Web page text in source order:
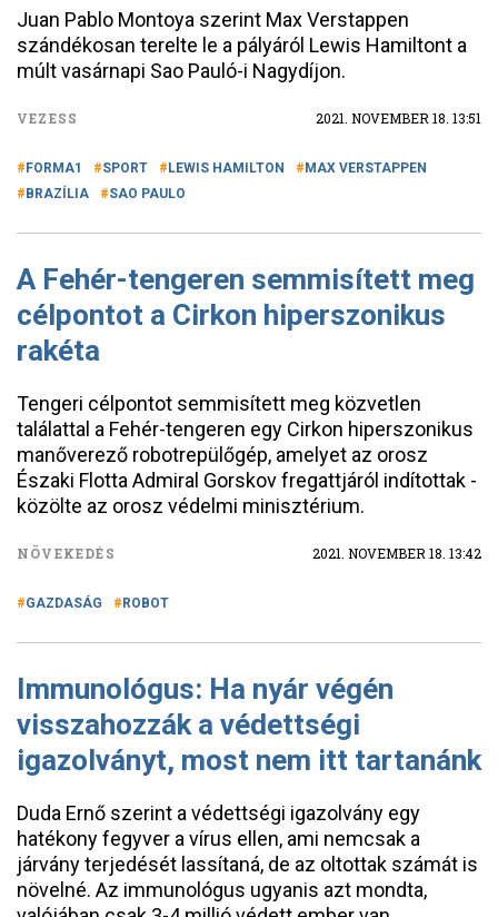
Juan Pablo Montoya szerint Max Verstappen
szándékosan terelte le a pályáról Lewis Hamiltont a
múlt vasárnapi Sao Pauló-i Nagydíjon.
VEZESS 2021. NOVEMBER 18. 13:51
FORMA1 SPORT LEWIS HAMILTON
MAX VERSTAPPEN
BRAZÍLIA
SAO PAULO
A Fehér-tengeren semmisített meg
célpontot a Cirkon hiperszonikus
rakéta
Tengeri célpontot semmisített meg közvetlen
találattal a Fehér-tengeren egy Cirkon hiperszonikus
manőverező robotrepülőgép, amelyet az orosz
Északi Flotta Admiral Gorskov fregattjáról indítottak -
közölte az orosz védelmi minisztérium.
NÖVEKEDÉS 2021. NOVEMBER 18. 13:42
GAZDASÁG ROBOT
Immunológus: Ha nyár végén
visszahozzák a védettségi
igazolványt, most nem itt tartanánk
Duda Ernő szerint a védettségi igazolvány egy
hatékony fegyver a vírus ellen, ami nemcsak a
járvány terjedését lassítaná, de az oltottak számát is
növelné. Az immunológus ugyanis azt mondta,